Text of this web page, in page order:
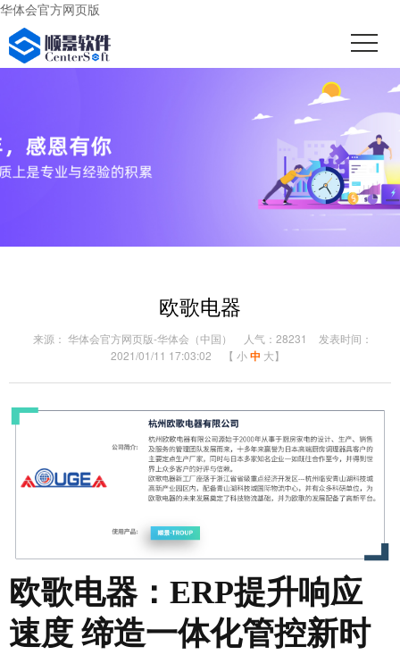
华体会官方网页版
欧歌电器
来源： 华体会官方网页版-华体会（中国） 人气：28231
发表时间：
2021/01/11 17:03:02
【 小中 大】
欧歌电器：ERP提升响应
速度 缔造一体化管控新时